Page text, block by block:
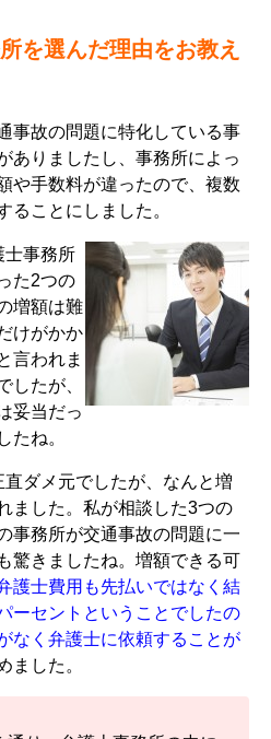
を選んだ理由をお教え
事故の問題に特化している事
ありましたし、事務所によっ
や手数料が違ったので、複数
ることにしました。
士事務所
た2つの
増額は難
けがかか
言われま
したが、
妥当だっ
たね。
ダメ元でしたが、なんと増
ました。私が相談した3つの
事務所が交通事故の問題に一
驚きましたね。増額できる可
護士費用も先払いではなく結
ーセントということでしたの
なく弁護士に依頼することが
ました。